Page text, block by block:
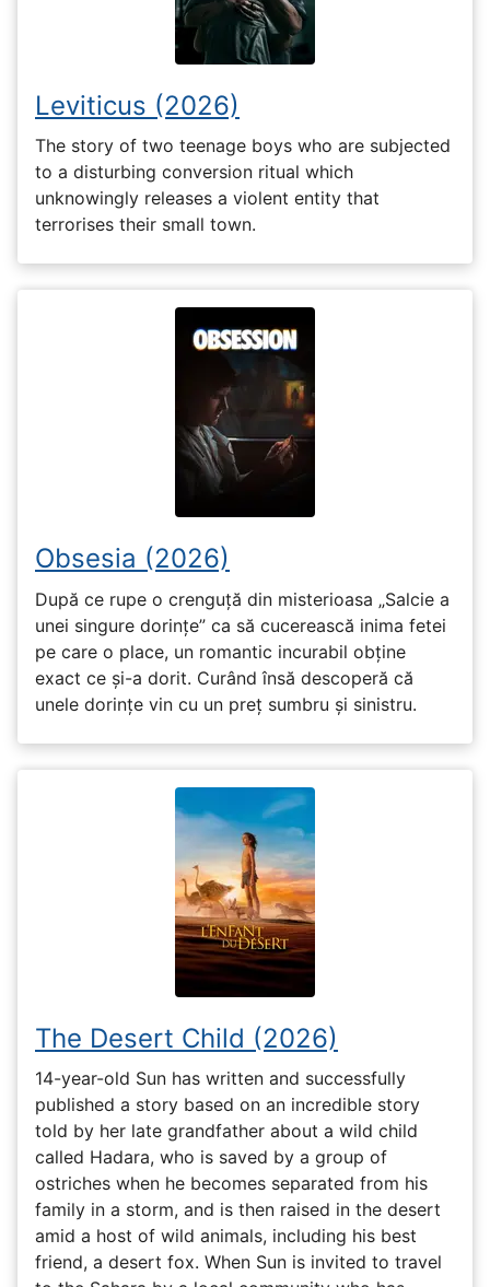
Leviticus (2026)
The story of two teenage boys who are subjected
to a disturbing conversion ritual which
unknowingly releases a violent entity that
terrorises their small town.
Obsesia (2026)
După ce rupe o crenguță din misterioasa „Salcie a
unei singure dorințe” ca să cucerească inima fetei
pe care o place, un romantic incurabil obține
exact ce și-a dorit. Curând însă descoperă că
unele dorințe vin cu un preț sumbru și sinistru.
The Desert Child (2026)
14-year-old Sun has written and successfully
published a story based on an incredible story
told by her late grandfather about a wild child
called Hadara, who is saved by a group of
ostriches when he becomes separated from his
family in a storm, and is then raised in the desert
amid a host of wild animals, including his best
friend, a desert fox. When Sun is invited to travel